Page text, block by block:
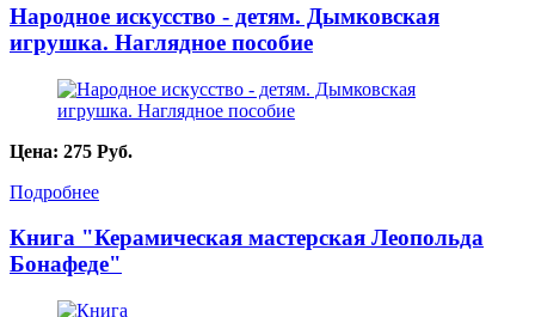
Народное искусство - детям. Дымковская
игрушка. Наглядное пособие
Цена: 275 Руб.
Подробнее
Книга "Керамическая мастерская Леопольда
Бонафеде"